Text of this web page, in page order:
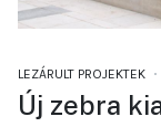
LEZÁRULT PROJEKTEK
Új zebra